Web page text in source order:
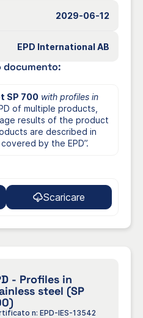
2029-06-12
EPD International AB
documento:
SP 700 with profiles in
of multiple products,
results of the product
are described in
by the EPD”.
Scaricare
- Profiles in
steel (SP
n: EPD-IES-13542